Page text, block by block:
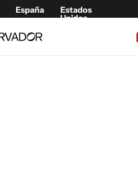
España
Estados
Unidos